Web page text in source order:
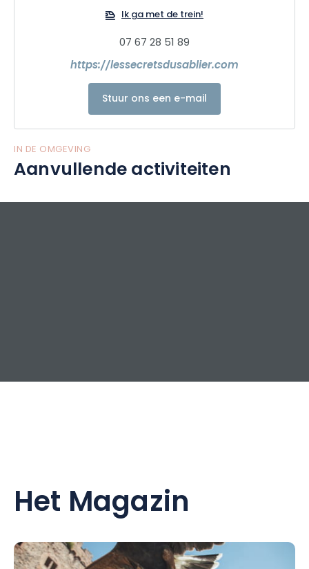
originele ervaringen op maat aan te bieden.
Ik ga met de trein!
07 67 28 51 89
https://lessecretsdusablier.com
Stuur ons een e-mail
IN DE OMGEVING
Aanvullende activiteiten
Het Magazin